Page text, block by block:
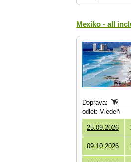
Mexiko - all
Doprava:
odlet: Viedeň
25.09.2026
09.10.2026